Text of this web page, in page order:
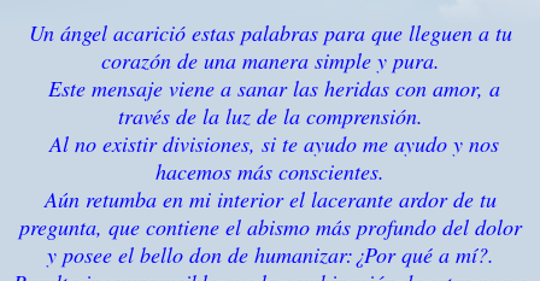
Un ángel acarició estas palabras para que lleguen a tu
corazón de una manera simple y pura.
Este mensaje viene a sanar las heridas con amor, a
través de la luz de la comprensión.
Al no existir divisiones, si te ayudo me ayudo y nos
hacemos más conscientes.
Aún retumba en mi interior el lacerante ardor de tu
pregunta, que contiene el abismo más profundo del dolor
y posee el bello don de humanizar:¿Por qué a mí?.